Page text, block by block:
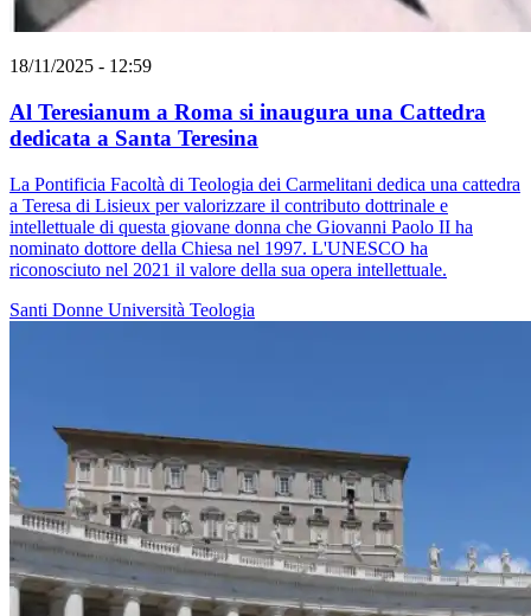
18/11/2025 - 12:59
Al Teresianum a Roma si inaugura una Cattedra
dedicata a Santa Teresina
La Pontificia Facoltà di Teologia dei Carmelitani dedica una cattedra
a Teresa di Lisieux per valorizzare il contributo dottrinale e
intellettuale di questa giovane donna che Giovanni Paolo II ha
nominato dottore della Chiesa nel 1997. L'UNESCO ha
riconosciuto nel 2021 il valore della sua opera intellettuale.
Santi Donne Università Teologia